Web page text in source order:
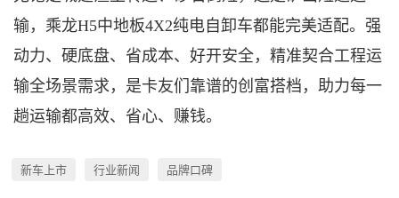
输，乘龙H5中地板4X2纯电自卸车都能完美适配。强
动力、硬底盘、省成本、好开安全，精准契合工程运
输全场景需求，是卡友们靠谱的创富搭档，助力每一
趟运输都高效、省心、赚钱。
新车上市 行业新闻 品牌口碑